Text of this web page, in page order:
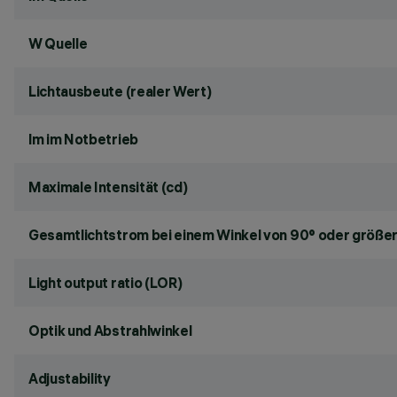
W Quelle
Lichtausbeute (realer Wert)
lm im Notbetrieb
Maximale Intensität (cd)
Gesamtlichtstrom bei einem Winkel von 90° oder
Light output ratio (LOR)
Optik und Abstrahlwinkel
Adjustability